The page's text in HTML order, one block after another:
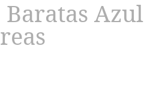
Baratas Azul